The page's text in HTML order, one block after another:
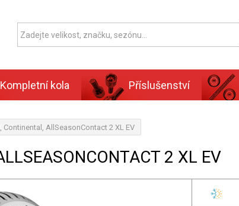
Kompletní kola Příslušenství
Continental, AllSeasonContact 2 XL EV
2 XL EV